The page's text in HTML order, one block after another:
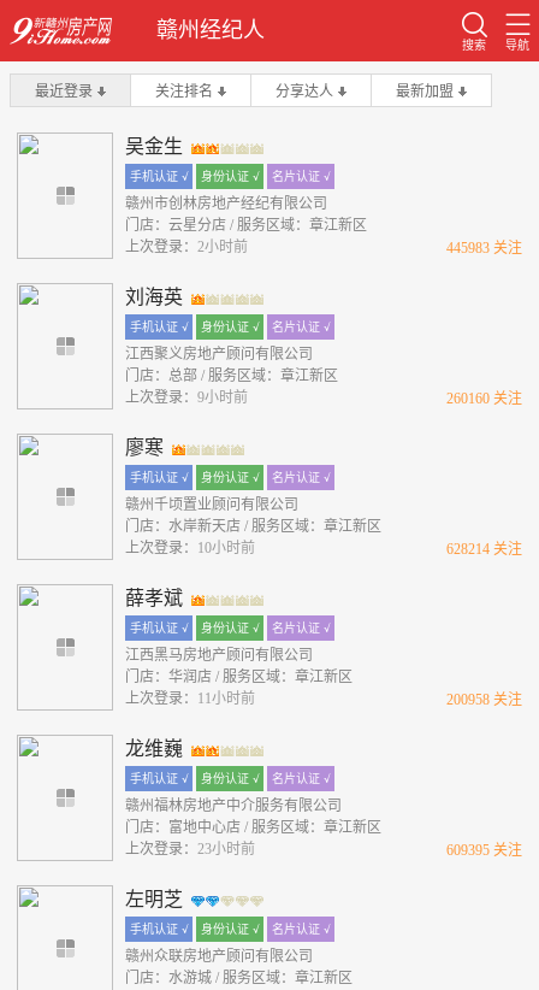
赣州经纪人
搜索 导航
最近登录 关注排名 分享达人 最新加盟
吴金生
手机认证 √ 身份认证 √ 名片认证 √
赣州市创林房地产经纪有限公司
门店：云星分店 / 服务区域：章江新区
上次登录： 2小时前 445983 关注
刘海英
手机认证 √ 身份认证 √ 名片认证 √
江西聚义房地产顾问有限公司
门店：总部 / 服务区域：章江新区
上次登录： 9小时前 260160 关注
廖寒
手机认证 √ 身份认证 √ 名片认证 √
赣州千顷置业顾问有限公司
门店：水岸新天店 / 服务区域：章江新区
上次登录： 10小时前 628214 关注
薛孝斌
手机认证 √ 身份认证 √ 名片认证 √
江西黑马房地产顾问有限公司
门店：华润店 / 服务区域：章江新区
上次登录： 11小时前 200958 关注
龙维巍
手机认证 √ 身份认证 √ 名片认证 √
赣州福林房地产中介服务有限公司
门店：富地中心店 / 服务区域：章江新区
上次登录： 23小时前 609395 关注
左明芝
手机认证 √ 身份认证 √ 名片认证 √
赣州众联房地产顾问有限公司
门店：水游城 / 服务区域：章江新区